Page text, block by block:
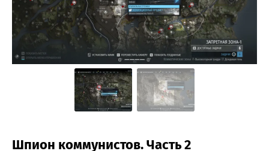
Шпион коммунистов. Часть 2